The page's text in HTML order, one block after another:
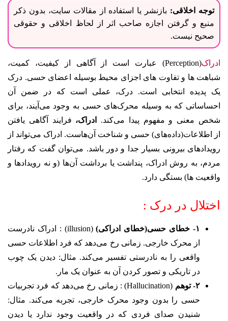
توجه اخلاقی: بازنشر یا استفاده از مقالات سایت، بدون ذکر
منبع و گرفتن اجازه صاحب اثر از لحاظ اخلاقی و حقوقی
صحیح نیست.
ادراک(
Perception) عبارت است از آگاهی از کیفیت، کمیت،
شباهت ها و تفاوت های اجزای محیط بوسیله اعضای حسی. درک
یک پدیده انتخابی است. درک، عملی است که در ضمن آن
احساساتی که به وسیله محرک‌های حسی به وجود می‌آیند، برای
شخص معنی و مفهوم پیدا می‌کند.
ادراک، فرایند آگاهی یافتن
از اطلاعات(داده‌های) حسی و شناخت آن‌هاست. ادراک می‌تواند از
رویدادهای بیرونی بسیار جدا و دور باشد. می‌توان گفت که رفتار
مردم، به روش ادراک، پنداشت یا برداشت آن‌ها (و نه رویدادها و
واقعیت ها) بستگی دارد.
اختلال در درک :
۱- خطای حسی(خطای ادراکی)
(illusion) : ادراک نادرست
از محرک خارجی. زمانی رخ می‌دهد که فرد اطلاعات حسی
واقعی را به نادرستی تفسیر می‌کند. مثال: دیدن یک چوب
در تاریکی و تصور کردن آن به عنوان یک مار.
۲- توهم
(Hallucination) :
زمانی رخ می‌دهد که فرد تجربیات
حسی را بدون وجود محرک خارجی، تجربه می‌کند. مثال:
شنیدن صدای فردی که در واقعیت وجود ندارد یا دیدن